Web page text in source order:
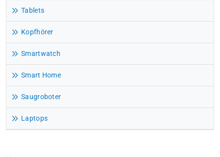
Tablets
Kopfhörer
Smartwatch
Smart Home
Saugroboter
Laptops